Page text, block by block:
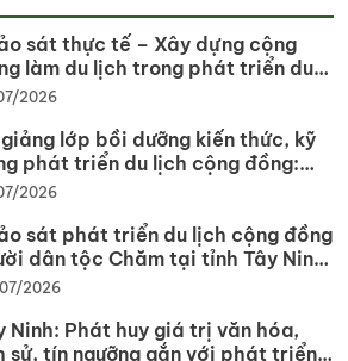
sát thực tế – Xây dựng cộng
làm du lịch trong phát triển du
cộng đồng tại tỉnh Tây Ninh
2026
giảng lớp bồi dưỡng kiến thức, kỹ
phát triển du lịch cộng đồng:
lý thuyết với thực tiễn, lan tỏa tư
2026
sát phát triển du lịch cộng đồng
dân tộc Chăm tại tỉnh Tây Ninh
2026
2026
Ninh: Phát huy giá trị văn hóa,
sử, tín ngưỡng gắn với phát triển